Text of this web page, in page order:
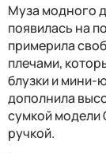
Муза модного
появилась на
примерила
плечами,
блузки и мини-
дополнила
сумкой модели
ручкой.